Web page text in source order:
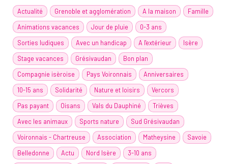
Actualité Grenoble et agglomération A la maison
Famille
Animations vacances
Jour de pluie
0-3 ans
Sorties ludiques
Avec un handicap A l'extérieur
Isère
Stage vacances
Grésivaudan
Bon plan
Compagnie isèroise
Pays Voironnais
Anniversaires
10-15 ans
Solidarité Nature et loisirs
Vercors
Pas payant
Oisans Vals du Dauphiné
Trièves
Avec les animaux
Sports nature
Sud Grésivaudan
Voironnais - Chartreuse
Association Matheysine
Savoie
Belledonne
Actu Nord Isère
3-10 ans